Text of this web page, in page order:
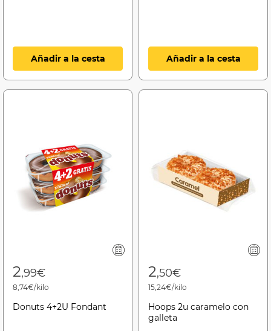
Añadir a la cesta Añadir a la cesta
2,99€
8,74€/kilo
Donuts 4+2U Fondant
2,50€
15,24€/kilo
Hoops 2u caramelo con
galleta